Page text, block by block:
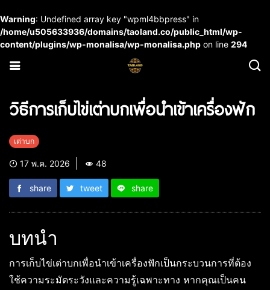
Warning: Undefined array key "wpml4bbpress" in
/home/u505633936/domains/taoland.co/public_html/wp-
content/plugins/wp-monalisa/wp-monalisa.php on line 294
วิธีการเก็บไข่เต่าบกเพื่อนำเข้าเครื่องฟัก
เต่าบก
17 พ.ค. 2026 48
share tweet share
บทนำ
การเก็บไข่เต่าบกเพื่อนำเข้าเครื่องฟักเป็นกระบวนการที่ต้อง
ใช้ความระมัดระวังและความรู้เฉพาะทาง หากคุณเป็นคน